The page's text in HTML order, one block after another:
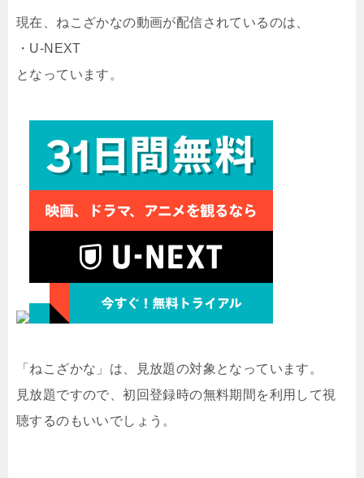
現在、ねこざかなの動画が配信されているのは、
・ U-NEXT
となっています。
「ねこざかな」は、見放題の対象となっています。
見放題ですので、初回登録時の無料期間を利用して視
聴するのもいいでしょう。